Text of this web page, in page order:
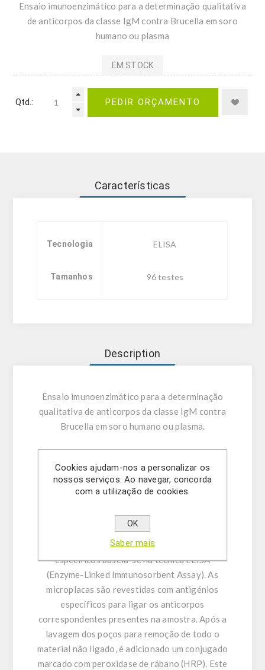
Ensaio imunoenzimático para a determinação qualitativa
de anticorpos da classe IgM contra Brucella em soro
humano ou plasma
EM STOCK
Qtd.: PEDIR ORÇAMENTO
Características
Tecnologia ELISA
Tamanhos 96 testes
Description
Ensaio imunoenzimático para a determinação
qualitativa de anticorpos da classe IgM contra
Brucella em soro humano ou plasma.
ELISA destina-se à determinação qualitativa de
anticorpos da classe IgM contra Brucella em
INFORMAÇÃO GERAL:A determinação
imunoenzimática qualitativa de anticorpos
específicos baseia-se na técnica ELISA
(Enzyme-Linked Immunosorbent Assay). As
microplacas são revestidas com antigénios
específicos para ligar os anticorpos
correspondentes presentes na amostra. Após a
lavagem dos poços para remoção de todo o
material não ligado, é adicionado um conjugado
marcado com peroxidase de rábano (HRP). Este
Cookies ajudam-nos a personalizar os
nossos serviços. Ao navegar, concorda
com a utilização de cookies.
OK
Saber mais